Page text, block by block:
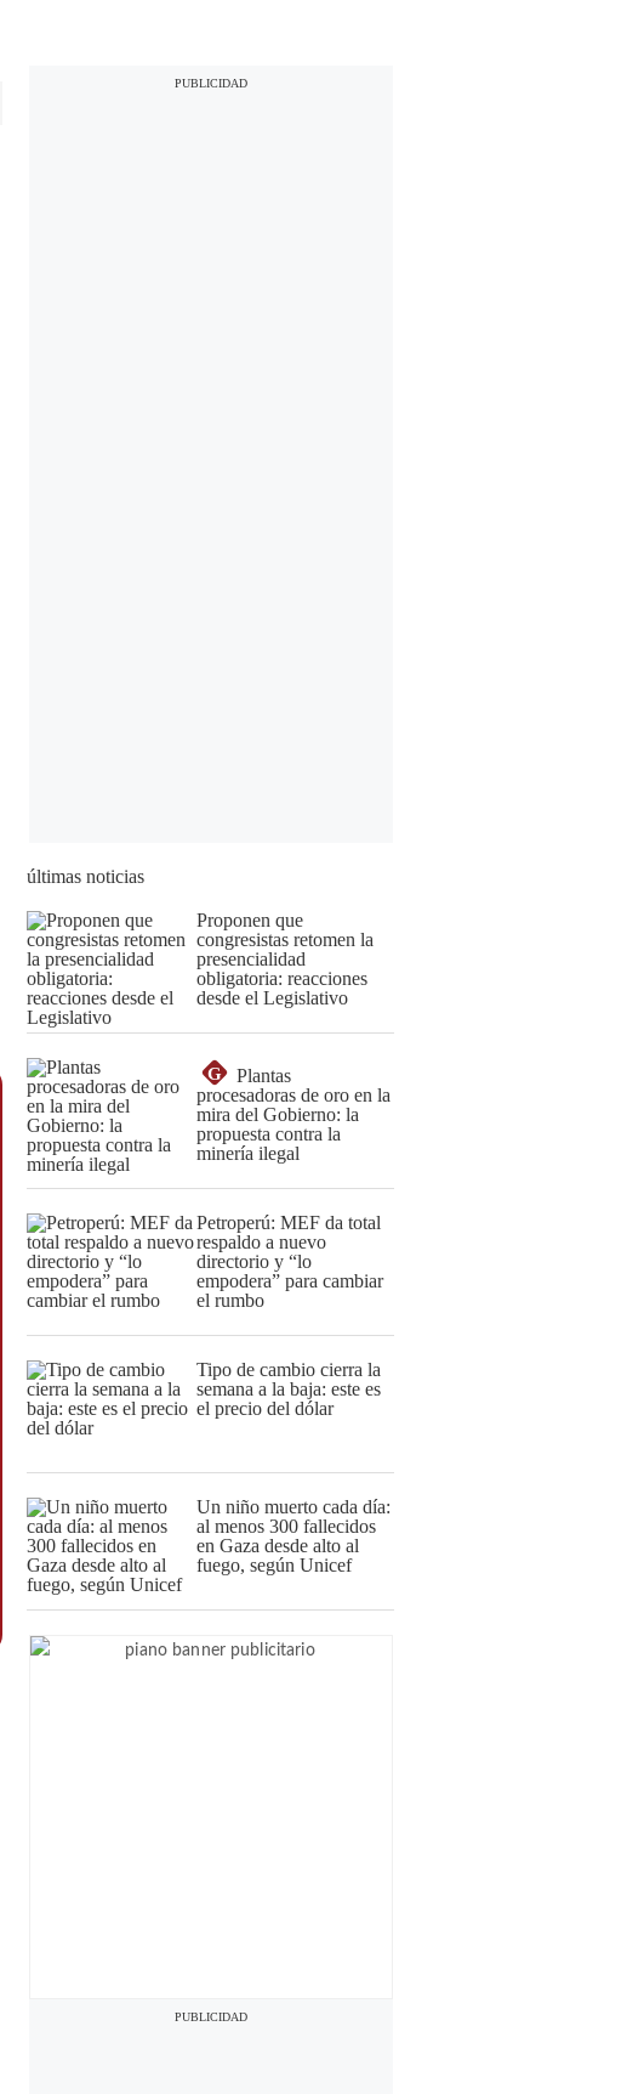
últimas noticias
Proponen que
congresistas retomen la
presencialidad
obligatoria: reacciones
desde el Legislativo
G
Plantas
procesadoras de oro en la
mira del Gobierno: la
propuesta contra la
minería ilegal
Petroperú: MEF da total
respaldo a nuevo
directorio y “lo
empodera” para cambiar
el rumbo
Tipo de cambio cierra la
semana a la baja: este es
el precio del dólar
Un niño muerto cada día:
al menos 300 fallecidos
en Gaza desde alto al
fuego, según Unicef